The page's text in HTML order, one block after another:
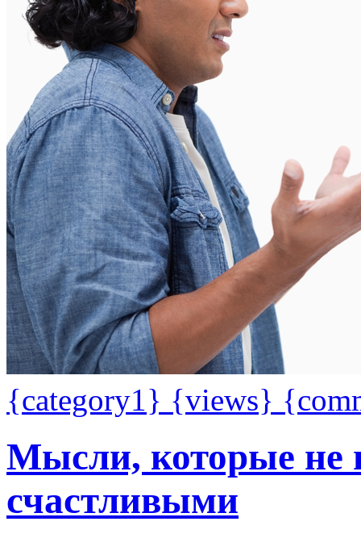
{category1} {views}
Мысли, которые не
счастливыми